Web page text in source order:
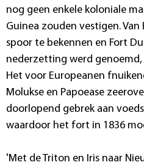
nog geen enkele koloniale
Guinea zouden vestigen.
spoor te bekennen en Fort
nederzetting werd
Het voor Europeanen
Molukse en Papoease
doorlopend gebrek aan
waardoor het fort in 1836
'Met de Triton en Iris naar